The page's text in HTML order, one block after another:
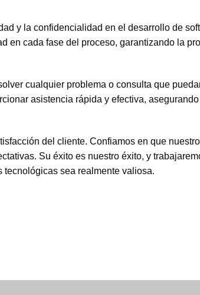
y la confidencialidad en el desarrollo de
en cada fase del proceso, garantizando la
cualquier problema o consulta que
asistencia rápida y efectiva,
del cliente. Confiamos en que
Su éxito es nuestro éxito, y
sea realmente valiosa.